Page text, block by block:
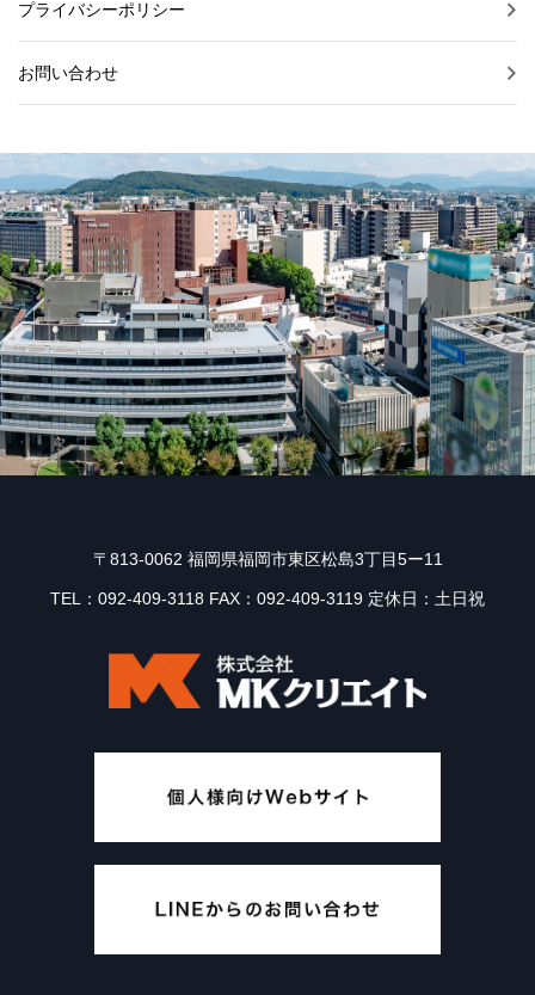
プライバシーポリシー
お問い合わせ
〒813-0062 福岡県福岡市東区松島3丁目5ー11
TEL：092-409-3118 FAX：092-409-3119 定休日：土日祝